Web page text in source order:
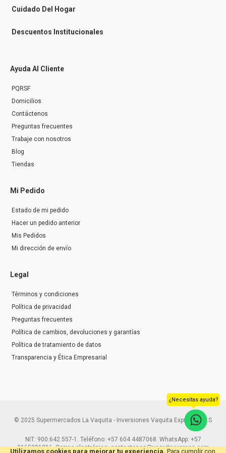
Utilizamos cookies para mejorar tu experiencia. Para cumplir con
r
Cuidado Del Hogar
Descuentos Institucionales
Ayuda Al Cliente
PQRSF
Domicilios
Contáctenos
Preguntas frecuentes
Trabaje con nosotros
Blog
Tiendas
Mi Pedido
Estado de mi pedido
Hacer un pedido anterior
Mis Pedidos
Mi dirección de envío
Legal
Términos y condiciones
Política de privacidad
Preguntas frecuentes
Política de cambios, devoluciones y garantías
Política de tratamiento de datos
Transparencia y Ética Empresarial
© 2025 Supermercados La Vaquita - Inversiones Vaquita Express S.A.S
NIT: 900.642.557-1. Teléfono: +57 604 4487068. WhatsApp: +57
3165291216. Correo electrónico: contactenos@vaquitaexpress.com
¿Necesitas ayuda?